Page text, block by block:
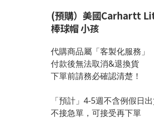
(預購）美國Carhartt
棒球帽 小孩
代購商品屬「客製化服務」
付款後無法取消&退換貨
下單前請務必確認清楚！
「預計」4-5週不含例假日
不接急單，可接受再下單